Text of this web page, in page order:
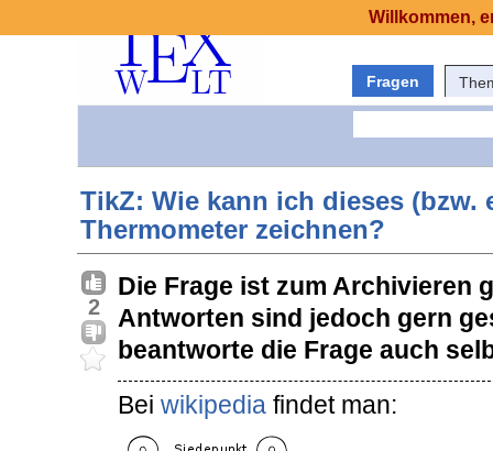
Fragen
TikZ: Wie kann ich dieses (bzw.
Thermometer zeichnen?
2
Die Frage ist zum Archivieren
Antworten sind jedoch gern
beantworte die Frage auch
Bei wikipedia findet man:
Willkommen,